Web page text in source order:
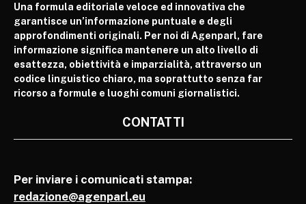
Una formula editoriale veloce ed innovativa che
garantisce un’informazione puntuale e degli
approfondimenti originali. Per noi di Agenparl, fare
informazione significa mantenere un alto livello di
esattezza, obiettività e imparzialità, attraverso un
codice linguistico chiaro, ma soprattutto senza far
ricorso a formule e luoghi comuni giornalistici.
CONTATTI
Per inviare i comunicati stampa:
redazione@agenparl.eu